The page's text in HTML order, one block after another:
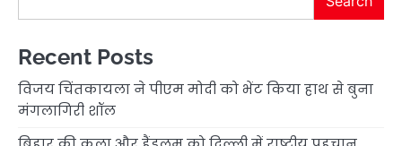
Recent Posts
विजय चिंतकायला ने पीएम मोदी को भेंट किया हाथ से बुना
मंगलागिरी शॉल